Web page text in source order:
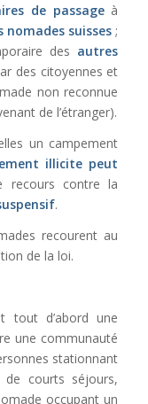
de passage à
nomades suisses;
des autres
des citoyennes et
non reconnue
de l’étranger).
un campement
illicite peut
recours contre la
.
recourent au
de la loi.
tout d’abord une
une communauté
stationnant
courts séjours,
occupant un